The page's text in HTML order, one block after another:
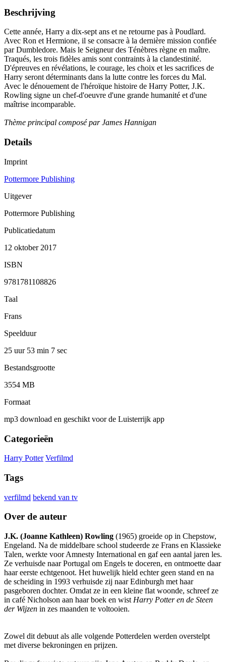
Beschrijving
Cette année, Harry a dix-sept ans et ne retourne pas à Poudlard.
Avec Ron et Hermione, il se consacre à la dernière mission confiée
par Dumbledore. Mais le Seigneur des Ténèbres règne en maître.
Traqués, les trois fidèles amis sont contraints à la clandestinité.
D'épreuves en révélations, le courage, les choix et les sacrifices de
Harry seront déterminants dans la lutte contre les forces du Mal.
Avec le dénouement de l'héroïque histoire de Harry Potter, J.K.
Rowling signe un chef-d'oeuvre d'une grande humanité et d'une
maîtrise incomparable.
Thème principal composé par James Hannigan
Details
Imprint
Pottermore Publishing
Uitgever
Pottermore Publishing
Publicatiedatum
12 oktober 2017
ISBN
9781781108826
Taal
Frans
Speelduur
25 uur 53 min 7 sec
Bestandsgrootte
3554 MB
Formaat
mp3 download en geschikt voor de Luisterrijk app
Categorieën
Harry Potter Verfilmd
Tags
verfilmd bekend van tv
Over de auteur
J.K. (Joanne Kathleen) Rowling (1965) groeide op in Chepstow,
Engeland. Na de middelbare school studeerde ze Frans en Klassieke
Talen, werkte voor Amnesty International en gaf een aantal jaren les.
Ze verhuisde naar Portugal om Engels te doceren, en ontmoette daar
haar eerste echtgenoot. Het huwelijk hield echter geen stand en na
de scheiding in 1993 verhuisde zij naar Edinburgh met haar
pasgeboren dochter. Omdat ze in een kleine flat woonde, schreef ze
in café Nicholson aan haar boek en wist Harry Potter en de Steen
der Wijzen in zes maanden te voltooien.
Zowel dit debuut als alle volgende Potterdelen werden overstelpt
met diverse bekroningen en prijzen.